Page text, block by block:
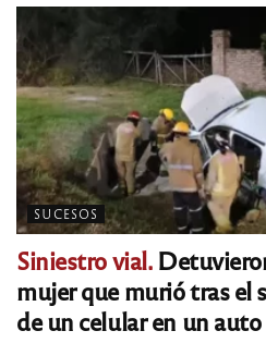
SUCESOS
Siniestro vial.
mujer que murió tras el
de un celular en un auto